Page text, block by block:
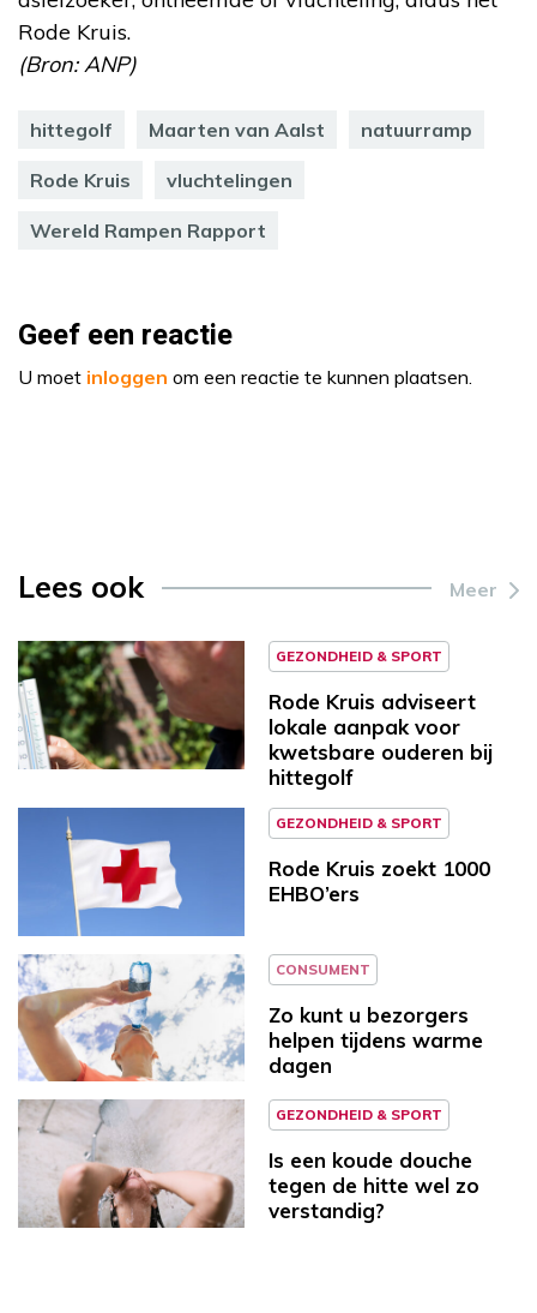
Rode Kruis.
(Bron: ANP)
hittegolf Maarten van Aalst natuurramp
Rode Kruis vluchtelingen
Wereld Rampen Rapport
Geef een reactie
U moet inloggen om een reactie te kunnen plaatsen.
Lees ook Meer
GEZONDHEID & SPORT
Rode Kruis adviseert
lokale aanpak voor
kwetsbare ouderen bij
hittegolf
GEZONDHEID & SPORT
Rode Kruis zoekt 1000
EHBO’ers
CONSUMENT
Zo kunt u bezorgers
helpen tijdens warme
dagen
GEZONDHEID & SPORT
Is een koude douche
tegen de hitte wel zo
verstandig?